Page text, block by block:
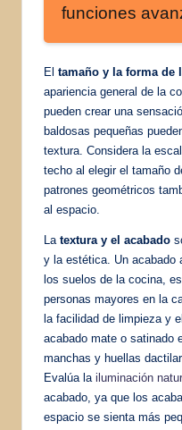
funciones
El tamaño y la forma de
apariencia general de la
pueden crear una
baldosas pequeñas
textura. Considera la
techo al elegir el tamaño
patrones geométricos
al espacio.
La textura y el acabado
y la estética. Un acabado
los suelos de la cocina,
personas mayores en la
la facilidad de limpieza y
acabado mate o satinado
manchas y huellas
Evalúa la iluminación
acabado, ya que los
espacio se sienta más